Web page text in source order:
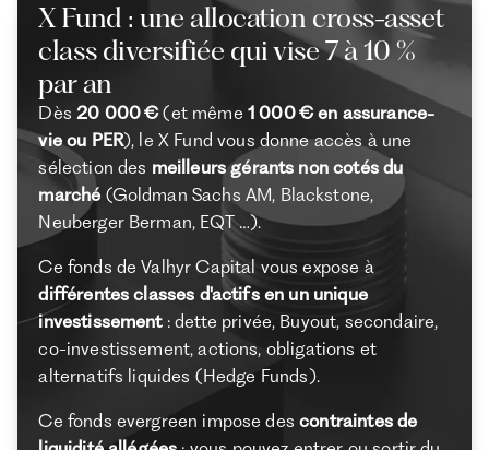
X Fund : une allocation cross-asset
class diversifiée qui vise 7 à 10 %
par an
Dès20 000 €(et même 1 000 € en assurance-
vie ou PER), le X Fund vous donne accès à une
sélection des meilleurs gérants non cotés du
marché (Goldman Sachs AM, Blackstone,
Neuberger Berman, EQT …).
Ce fonds de Valhyr Capital vous expose à
différentes classes d'actifs en un unique
investissement: dette privée, Buyout, secondaire,
co-investissement, actions, obligations et
alternatifs liquides (Hedge Funds).
Ce fonds evergreen impose descontraintes de